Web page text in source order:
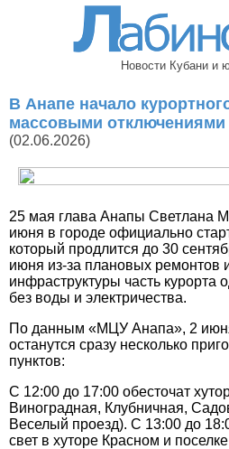
Новости Кубани и
В Анапе начало
массовыми отключениями
(02.06.2026)
25 мая глава Анапы Светлана
июня в городе официально
который продлится до 30
июня из-за плановых ремонтов
инфраструктуры часть курорта
без воды и электричества.
По данным «МЦУ Анапа», 2
останутся сразу несколько
пунктов:
С 12:00 до 17:00 обесточат
Виноградная, Клубничная,
Веселый проезд). С 13:00 до
свет в хуторе Красном и